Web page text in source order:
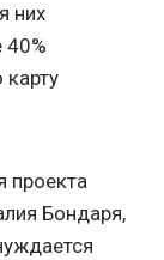
них
40%
проекта
Бондаря,